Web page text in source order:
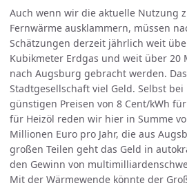
Auch wenn wir die aktuelle Nutzung
Fernwärme ausklammern, müssen
Schätzungen derzeit jährlich weit
Kubikmeter Erdgas und weit über 20
nach Augsburg gebracht werden.
Stadtgesellschaft viel Geld. Selbst
günstigen Preisen von 8 Cent/kWh
für Heizöl reden wir hier in Summe
Millionen Euro pro Jahr, die aus
großen Teilen geht das Geld in
den Gewinn von
Mit der Wärmewende könnte der